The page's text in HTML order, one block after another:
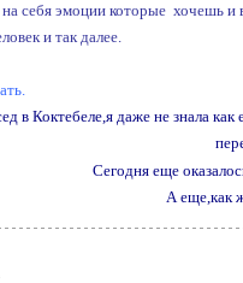
себя эмоции которые хочешь и
и так далее.
в Коктебеле,я даже не знала
Сегодня еще
А еще,как